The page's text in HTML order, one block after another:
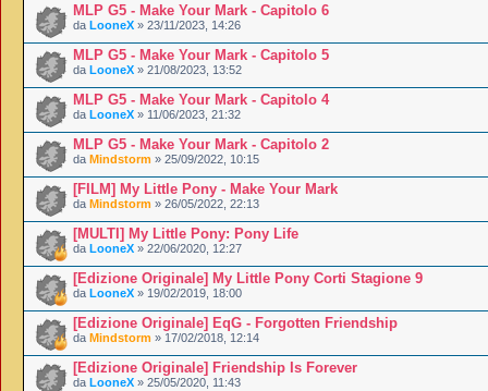
MLP G5 - Make Your Mark - Capitolo 6
da LooneX » 23/11/2023, 14:26
MLP G5 - Make Your Mark - Capitolo 5
da LooneX » 21/08/2023, 13:52
MLP G5 - Make Your Mark - Capitolo 4
da LooneX » 11/06/2023, 21:32
MLP G5 - Make Your Mark - Capitolo 2
da Mindstorm » 25/09/2022, 10:15
[FILM] My Little Pony - Make Your Mark
da Mindstorm » 26/05/2022, 22:13
[MULTI] My Little Pony: Pony Life
da LooneX » 22/06/2020, 12:27
[Edizione Originale] My Little Pony Corti Stagione 9
da LooneX » 19/02/2019, 18:00
[Edizione Originale] EqG - Forgotten Friendship
da Mindstorm » 17/02/2018, 12:14
[Edizione Originale] Friendship Is Forever
da LooneX » 25/05/2020, 11:43